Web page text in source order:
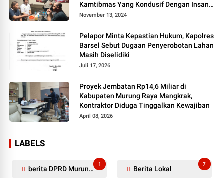
Kamtibmas Yang Kondusif Dengan Insan
Pers
November 13, 2024
Pelapor Minta Kepastian Hukum, Kapolres
Barsel Sebut Dugaan Penyerobotan Lahan
Masih Diselidiki
Juli 17, 2026
Proyek Jembatan Rp14,6 Miliar di
Kabupaten Murung Raya Mangkrak,
Kontraktor Diduga Tinggalkan Kewajiban
April 08, 2026
LABELS
berita DPRD Murung Raya
1
Berita Lokal
7